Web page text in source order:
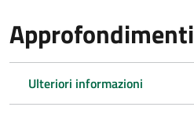
Approfondimenti
Ulteriori informazioni